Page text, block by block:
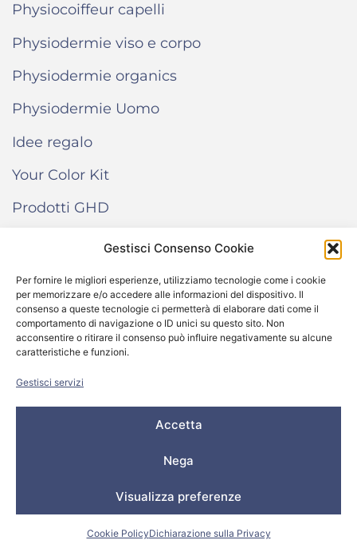
Gestisci Consenso Cookie
Per fornire le migliori esperienze, utilizziamo tecnologie come i cookie
per memorizzare e/o accedere alle informazioni del dispositivo. Il
consenso a queste tecnologie ci permetterà di elaborare dati come il
comportamento di navigazione o ID unici su questo sito. Non
acconsentire o ritirare il consenso può influire negativamente su alcune
caratteristiche e funzioni.
Gestisci servizi
Accetta
Nega
Visualizza preferenze
Cookie PolicyDichiarazione sulla Privacy
Physiocoiffeur capelli
Physiodermie viso e corpo
Physiodermie organics
Physiodermie Uomo
Idee regalo
Your Color Kit
Prodotti GHD
Termini e condizioni di vendita
Cookie Policy
P.IVA/C.F. 04437070248 – REA VI 404123 – Capitale
Privacy Policy –Cookie Policy